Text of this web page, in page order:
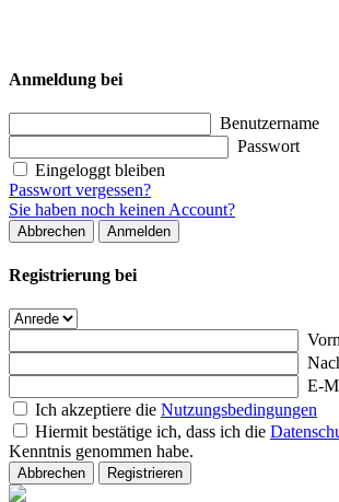
Anmeldung bei
Benutzername
Passwort
Eingeloggt bleiben
Passwort vergessen?
Sie haben noch keinen Account?
Abbrechen Anmelden
Registrierung bei
E-
Ich akzeptiere die Nutzungsbedingungen
Hiermit bestätige ich, dass ich die
Kenntnis genommen habe.
Abbrechen Registrieren